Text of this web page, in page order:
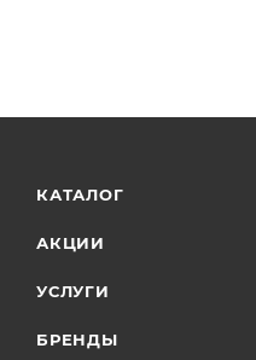
КАТАЛОГ
АКЦИИ
УСЛУГИ
БРЕНДЫ